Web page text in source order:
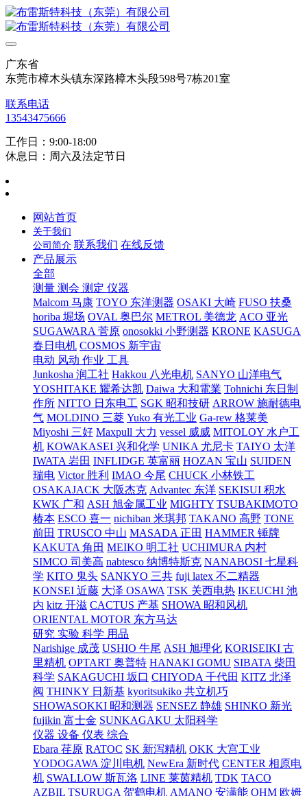
广东省
东莞市樟木头镇东深路樟木头段598号7栋201室
联系电话
13543475666
工作日：9:00-18:00
休息日：周六及法定节日
网站首页
关于我们
公司简介 联系我们 在线反馈
产品展示
全部
测量 测会 测定 仪器
Malcom 马康 TOYO 东洋测器 OSAKI 大崎 FUSO 扶桑
horiba 堀场 OVAL 奥巴尔 METROL 美德龙 ACO 亚光
SUGAWARA 菅原 onosokki 小野测器 KRONE KASUGA
春日电机 COSMOS 新宇宙
电动 风动 作业 工具
Junkosha 润工社 Hakkou 八光电机 SANYO 山洋电气
YOSHITAKE 耀希达凯 Daiwa 大和電業 Tohnichi 东日制
作所 NITTO 日东电工 SGK 昭和技研 ARROW 施耐德电
气 MOLDINO 三菱 Yuko 有光工业 Ga-rew 格莱美
Miyoshi 三好 Maxpull 大力 vessel 威威 MITOLOY 水户工
机 KOWAKASEI 兴和化学 UNIKA 尤尼卡 TAIYO 太洋
IWATA 岩田 INFLIDGE 英富丽 HOZAN 宝山 SUIDEN
瑞电 Victor 胜利 IMAO 今尾 CHUCK 小林铁工
OSAKAJACK 大阪杰克 Advantec 东洋 SEKISUI 积水
KWK 广和 ASH 旭金属工业 MIGHTY TSUBAKIMOTO
椿本 ESCO 喜一 nichiban 米琪邦 TAKANO 高野 TONE
前田 TRUSCO 中山 MASADA 正田 HAMMER 锤牌
KAKUTA 角田 MEIKO 明工社 UCHIMURA 内村
SIMCO 司美高 nabtesco 纳博特斯克 NANABOSI 七星科
学 KITO 鬼头 SANKYO 三共 fuji latex 不二精器
KONSEI 近藤 大泽 OSAWA TSK 关西电热 IKEUCHI 池
内 kitz 开滋 CACTUS 产基 SHOWA 昭和风机
ORIENTAL MOTOR 东方马达
研究 实验 科学 用品
Narishige 成茂 USHIO 牛尾 ASH 旭理化 KORISEIKI 古
里精机 OPTART 奥普特 HANAKI GOMU SIBATA 柴田
科学 SAKAGUCHI 坂口 CHIYODA 千代田 KITZ 北泽
阀 THINKY 日新基 kyoritsukiko 共立机巧
SHOWASOKKI 昭和测器 SENSEZ 静雄 SHINKO 新光
fujikin 富士金 SUNKAGAKU 太阳科学
仪器 设备 仪表 综合
Ebara 荏原 RATOC SK 新泻精机 OKK 大宫工业
YODOGAWA 淀川电机 NewEra 新时代 CENTER 相原电
机 SWALLOW 斯瓦洛 LINE 莱茵精机 TDK TACO
AZBIL TSURUGA 贺鹤电机 AMANO 安满能 OHM 欧姆